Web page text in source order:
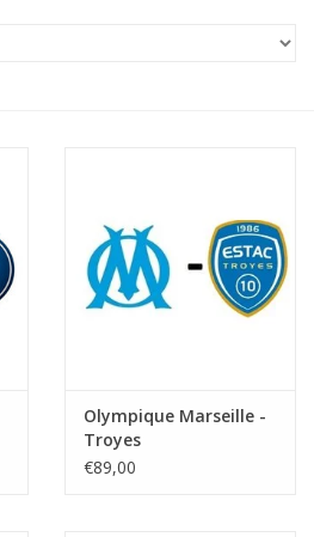
Olympique Marseille -
Troyes
€89,00